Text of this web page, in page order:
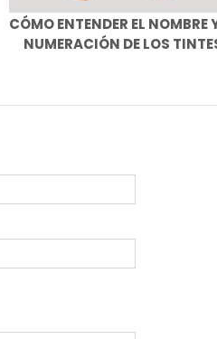
CÓMO ENTENDER EL NOMBRE
NUMERACIÓN DE LOS